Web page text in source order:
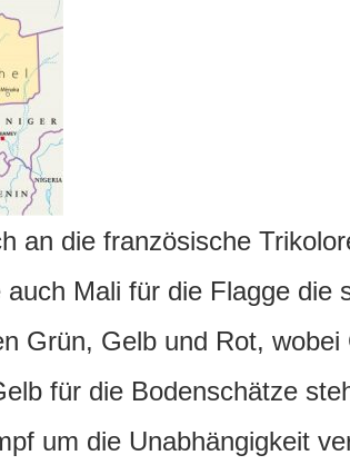
an die französische
Mali für die Flagge die
Grün, Gelb und Rot,
für die Bodenschätze
um die Unabhängigkeit